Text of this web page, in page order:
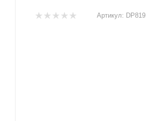
Артикул: